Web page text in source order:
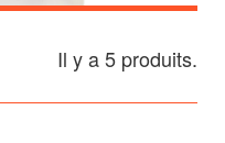
Il y a 5 produits.